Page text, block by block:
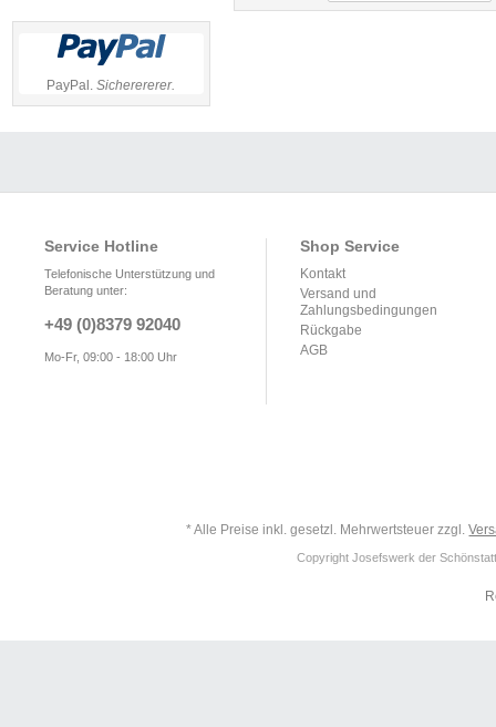
PayPal.Sicherererer.
Service Hotline
Telefonische Unterstützung und
Beratung unter:
+49 (0)8379 92040
Mo-Fr, 09:00 - 18:00 Uhr
Shop Service
Kontakt
Versand und
Zahlungsbedingungen
Rückgabe
AGB
* Alle Preise inkl. gesetzl. Mehrwertsteuer zzgl.
Copyright Josefswerk der